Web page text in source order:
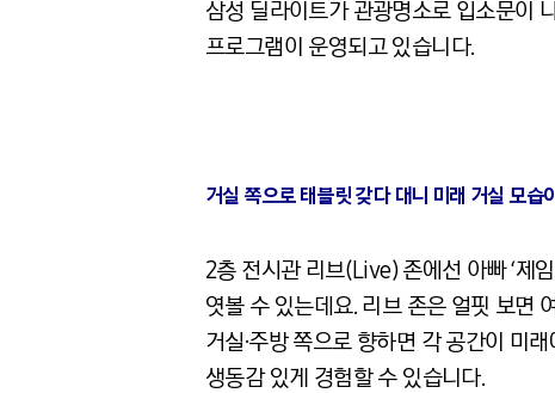
삼성 딜라이트가 관광명소로 입소문이
프로그램이 운영되고 있습니다.
거실 쪽으로 태블릿 갖다 대니 미래 거실 모습
2층 전시관 리브(Live) 존에선 아빠 ‘제
엿볼 수 있는데요. 리브 존은 얼핏 보면
거실·주방 쪽으로 향하면 각 공간이 미
생동감 있게 경험할 수 있습니다.